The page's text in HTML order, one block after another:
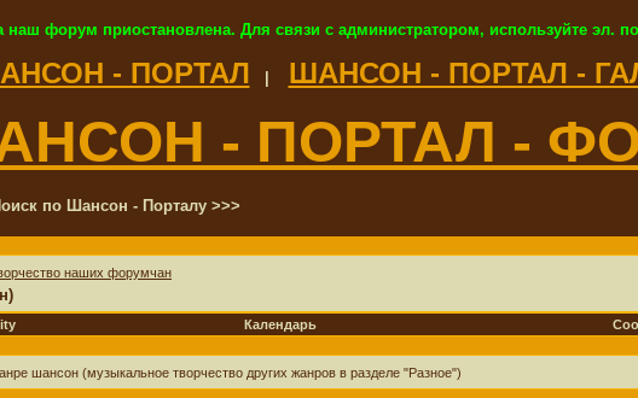
наш форум приостановлена. Для связи с администратором, используйте эл.
- ПОРТАЛ ШАНСОН - ПОРТАЛ -
- ПОРТАЛ -
по Шансон - Порталу >>>
наших форумчан
Календарь
шансон (музыкальное творчество других жанров в разделе "Разное")